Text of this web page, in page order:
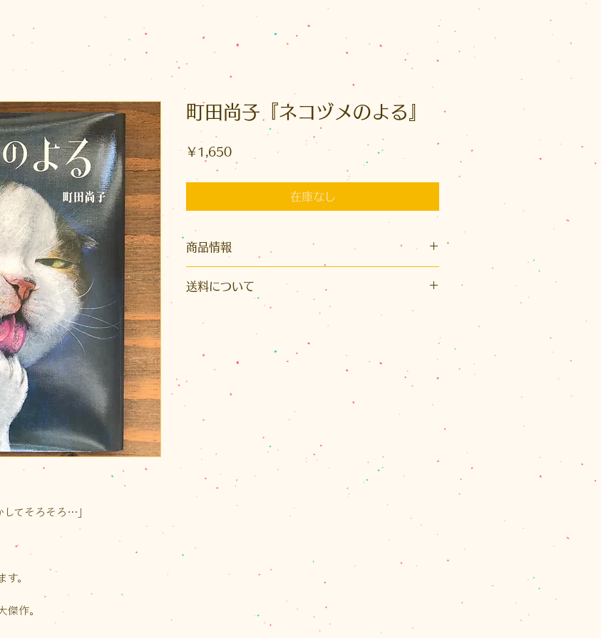
してそろそろ…」
。
傑作。
町田尚子『ネコヅメのよる』
￥1,650価
格
在庫なし
商品情報
ページ数：32ページ
送料について
こちらの商品はクリックポスト利用可能です。
※発送はクリックポスト（¥200）、佐川急便（60サ
イズ）またはレターパックプラス（¥600）のいずれ
かとなります。また、60サイズを超える場合とお送
り先が沖縄県の場合は、別途計算してご連絡させて
ご注文後に荷物の量を確認し、改めて受注メールで
送料をご案内いたします。
なお、1回のお買い物で商品代金の合計が11,000円
（税込）以上の場合は、1箇所の配達のクリックポス
ト1通の送料が無料、佐川急便またはレターパックプ